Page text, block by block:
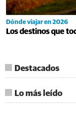
Dónde viajar en 2026
Los destinos que
Destacados
Lo más leído